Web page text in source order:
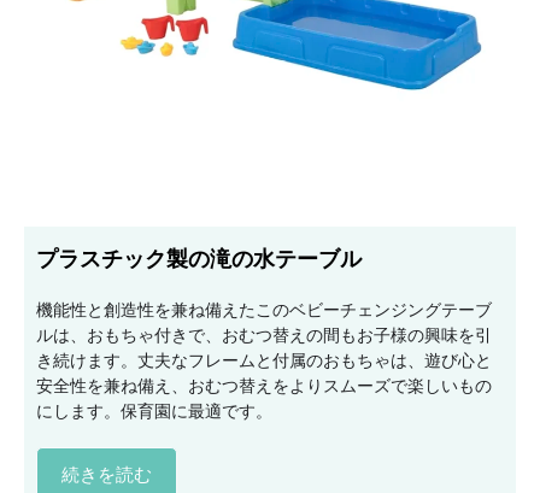
プラスチック製の滝の水テーブル
機能性と創造性を兼ね備えたこのベビーチェンジングテーブ
ルは、おもちゃ付きで、おむつ替えの間もお子様の興味を引
き続けます。丈夫なフレームと付属のおもちゃは、遊び心と
安全性を兼ね備え、おむつ替えをよりスムーズで楽しいもの
にします。保育園に最適です。
続きを読む